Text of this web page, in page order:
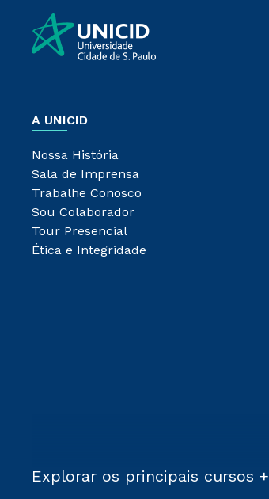
A UNICID
Nossa História
Sala de Imprensa
Trabalhe Conosco
Sou Colaborador
Tour Presencial
Ética e Integridade
Explorar os principais cursos +